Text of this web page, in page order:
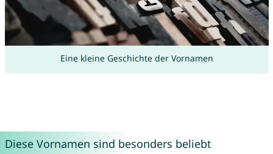
Eine kleine Geschichte der Vornamen
Diese Vornamen sind besonders beliebt